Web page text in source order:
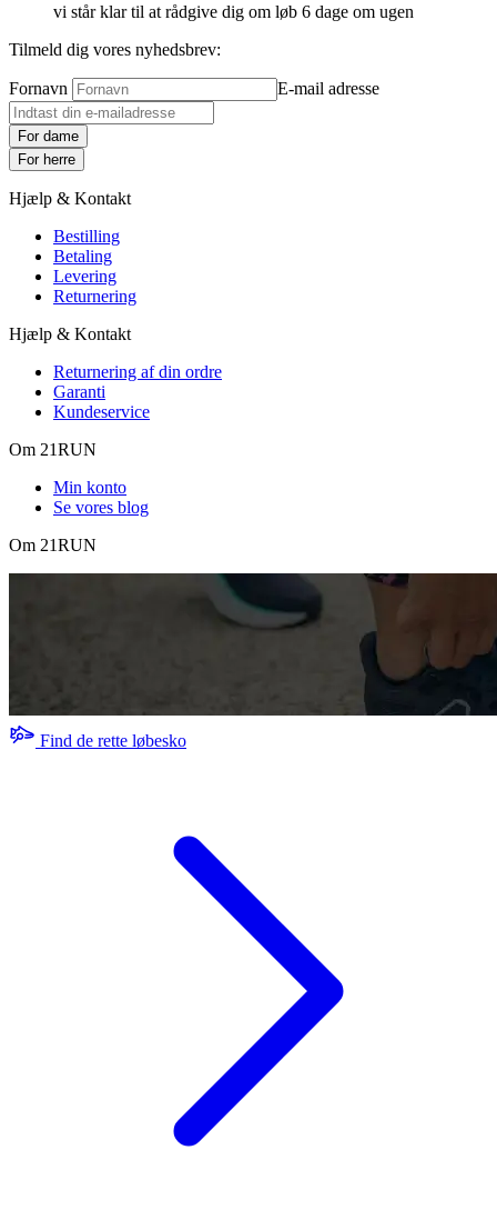
vi står klar til at rådgive dig om løb 6 dage om ugen
Tilmeld dig vores nyhedsbrev:
Fornavn E-mail adresse
For dame
For herre
Hjælp & Kontakt
Bestilling
Betaling
Levering
Returnering
Hjælp & Kontakt
Returnering af din ordre
Garanti
Kundeservice
Om 21RUN
Min konto
Se vores blog
Om 21RUN
Find de rette løbesko